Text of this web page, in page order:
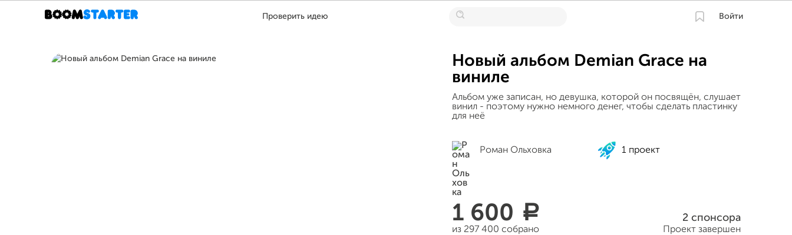
Проверить идею Войти
Новый альбом Demian Grace на
виниле
Альбом уже записан, но девушка, которой он посвящён, слушает
винил - поэтому нужно немного денег, чтобы сделать пластинку
для неё
Роман Ольховка 1 проект
1 600 a
из 297 400 собрано
2 спонсора
Проект завершен